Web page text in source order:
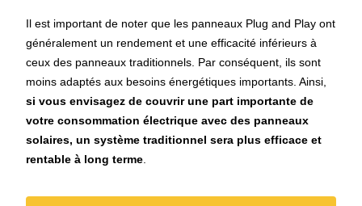
Il est important de noter que les panneaux Plug and Play ont
généralement un rendement et une efficacité inférieurs à
ceux des panneaux traditionnels. Par conséquent, ils sont
moins adaptés aux besoins énergétiques importants. Ainsi,
si vous envisagez de couvrir une part importante de
votre consommation électrique avec des panneaux
solaires, un système traditionnel sera plus efficace et
rentable à long terme